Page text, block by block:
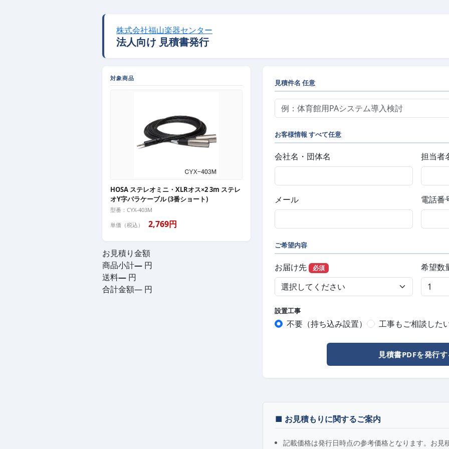
株式会社福山楽器センター
法人向け 見積書発行
対象商品
HOSA ステレオミニ・XLRオス×2 3m ステレ
オY字パラケーブル (3番ショート)
型番：CYX-403M
単価（税込）
2,769円
お見積り金額
商品小計— 円
送料— 円
合計金額— 円
見積件名 任意
お客様情報 すべて任意
会社名・団体名 担当者
メール 電話番
ご希望内容
お届け先 必須 希望数
設置工事
不要（持ち込み設置） 工事もご相談した
見積書PDFを発行
■ お見積もりに関するご案内
記載価格は発行日時点の参考価格となります。お見